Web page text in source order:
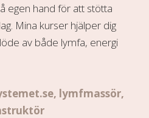
egen hand för att stötta
Mina kurser hjälper dig
av både lymfa, energi
lymfmassör,